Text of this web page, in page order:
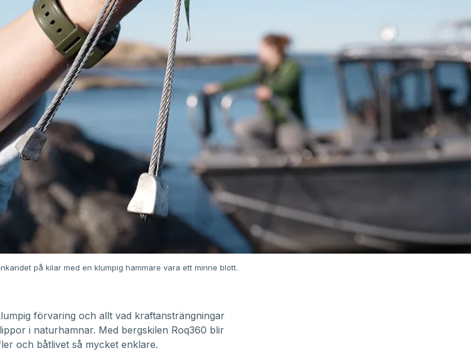
på kilar med en klumpig hammare vara ett minne blott.
förvaring och allt vad kraftansträngningar
i naturhamnar. Med bergskilen Roq360 blir
och båtlivet så mycket enklare.